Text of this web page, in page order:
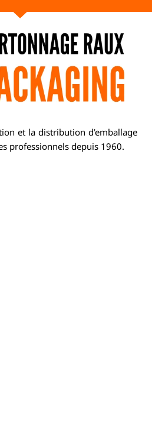
et la distribution d’emballage
professionnels depuis 1960.